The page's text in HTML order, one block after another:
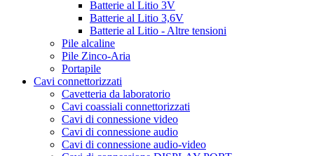
Batterie al Litio 3V
Batterie al Litio 3,6V
Batterie al Litio - Altre tensioni
Pile alcaline
Pile Zinco-Aria
Portapile
Cavi connettorizzati
Cavetteria da laboratorio
Cavi coassiali connettorizzati
Cavi di connessione video
Cavi di connessione audio
Cavi di connessione audio-video